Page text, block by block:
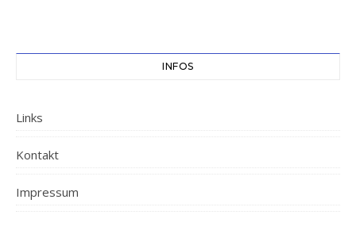
INFOS
Links
Kontakt
Impressum